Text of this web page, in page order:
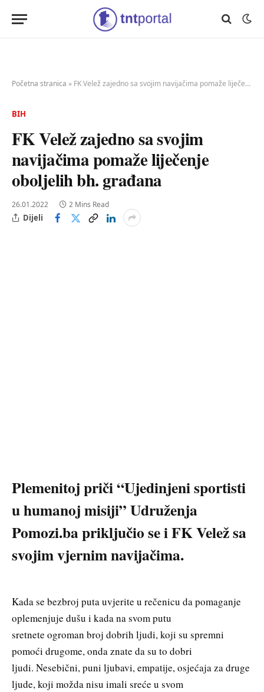
Početna stranica » FK Velež zajedno sa svojim navijačima pomaže liječenje oboljelih bh. građana
BIH
FK Velež zajedno sa svojim
navijačima pomaže liječenje
oboljelih bh. građana
26.01.2022 2 Mins Read
Dijeli
Plemenitoj priči “Ujedinjeni sportisti
u humanoj misiji” Udruženja
Pomozi.ba priključio se i FK Velež sa
svojim vjernim navijačima.
Kada se bezbroj puta uvjerite u rečenicu da pomaganje
oplemenjuje dušu i kada na svom putu
sretnete ogroman broj dobrih ljudi, koji su spremni
pomoći drugome, onda znate da su to dobri
ljudi. Nesebični, puni ljubavi, empatije, osjećaja za druge
ljude, koji možda nisu imali sreće u svom